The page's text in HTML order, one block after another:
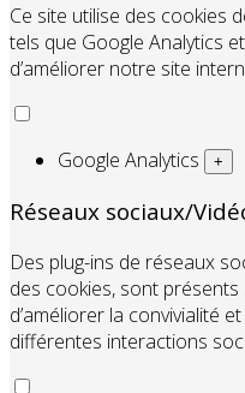
Ce site utilise des cookies
tels que Google Analytics
d’améliorer notre site
Google Analytics +
Réseaux sociaux/
Des plug-ins de réseaux
des cookies, sont
d’améliorer la convivialité
différentes interactions